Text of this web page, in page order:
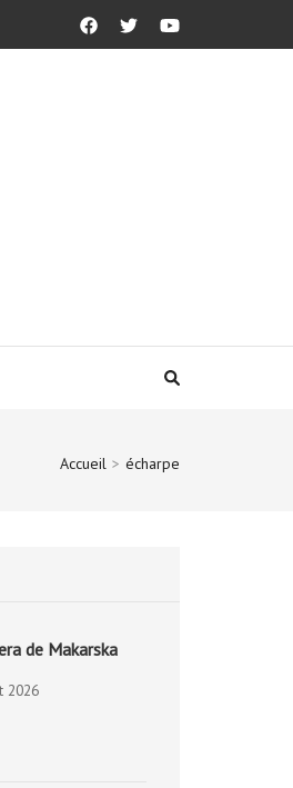
Accueil > écharpe
de Makarska
2026